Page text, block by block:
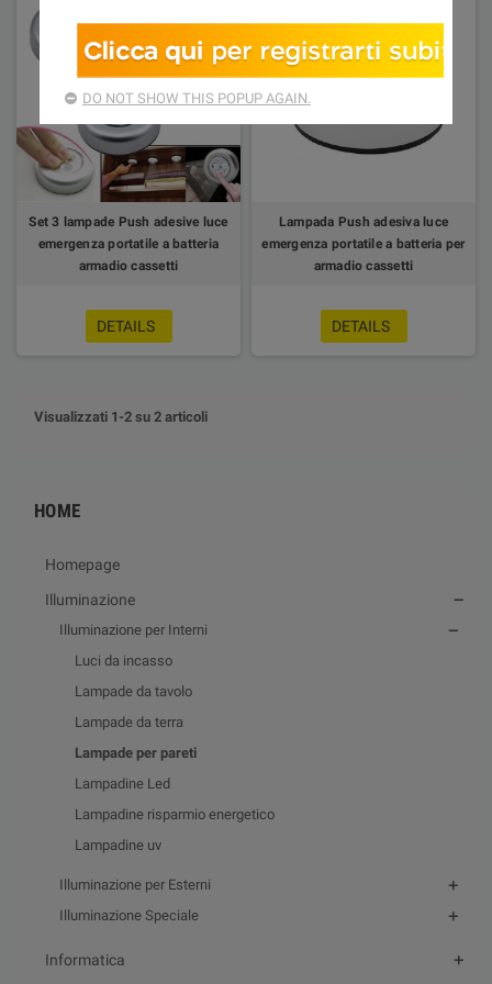
HOME
Homepage
Illuminazione
Illuminazione per Interni
Luci da incasso
Lampade da tavolo
Lampade da terra
Lampade per pareti
Lampadine Led
Lampadine risparmio energetico
Lampadine uv
Illuminazione per Esterni
Illuminazione Speciale
Informatica
Set 3 lampade Push adesive luce
emergenza portatile a batteria
armadio cassetti
DETAILS
Lampada Push adesiva luce
emergenza portatile a batteria per
armadio cassetti
DETAILS
Visualizzati 1-2 su 2 articoli
DO NOT SHOW THIS POPUP AGAIN.